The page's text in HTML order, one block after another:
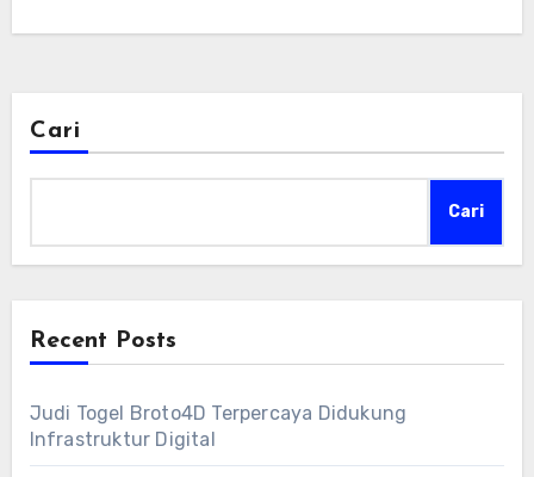
Cari
Cari
Recent Posts
Judi Togel Broto4D Terpercaya Didukung
Infrastruktur Digital